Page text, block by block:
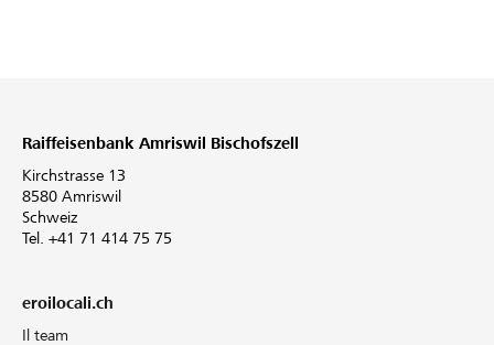
Raiffeisenbank Amriswil Bischofszell
Kirchstrasse 13
8580 Amriswil
Schweiz
Tel. +41 71 414 75 75
eroilocali.ch
Il team